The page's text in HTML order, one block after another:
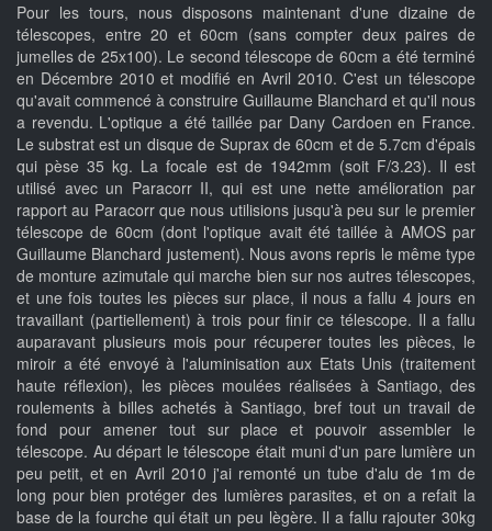
Pour les tours, nous disposons maintenant d'une dizaine de
télescopes, entre 20 et 60cm (sans compter deux paires de
jumelles de 25x100). Le second télescope de 60cm a été terminé
en Décembre 2010 et modifié en Avril 2010. C'est un télescope
qu'avait commencé à construire Guillaume Blanchard et qu'il nous
a revendu. L'optique a été taillée par Dany Cardoen en France.
Le substrat est un disque de Suprax de 60cm et de 5.7cm d'épais
qui pèse 35 kg. La focale est de 1942mm (soit F/3.23). Il est
utilisé avec un Paracorr II, qui est une nette amélioration par
rapport au Paracorr que nous utilisions jusqu'à peu sur le premier
télescope de 60cm (dont l'optique avait été taillée à AMOS par
Guillaume Blanchard justement). Nous avons repris le même type
de monture azimutale qui marche bien sur nos autres télescopes,
et une fois toutes les pièces sur place, il nous a fallu 4 jours en
travaillant (partiellement) à trois pour finir ce télescope. Il a fallu
auparavant plusieurs mois pour récuperer toutes les pièces, le
miroir a été envoyé à l'aluminisation aux Etats Unis (traitement
haute réflexion), les pièces moulées réalisées à Santiago, des
roulements à billes achetés à Santiago, bref tout un travail de
fond pour amener tout sur place et pouvoir assembler le
télescope. Au départ le télescope était muni d'un pare lumière un
peu petit, et en Avril 2010 j'ai remonté un tube d'alu de 1m de
long pour bien protéger des lumières parasites, et on a refait la
base de la fourche qui était un peu lègère. Il a fallu rajouter 30kg